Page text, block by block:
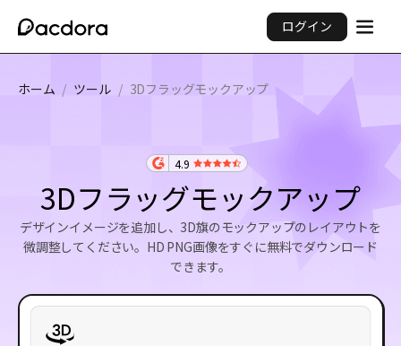
ログイン
ホーム / ツール / 3Dフラッグモックアップ
4.9
3Dフラッグモックアップ
デザインイメージを追加し、3D旗のモックアップのレイアウトを
微調整してください。HD PNG画像をすぐに無料でダウンロード
できます。